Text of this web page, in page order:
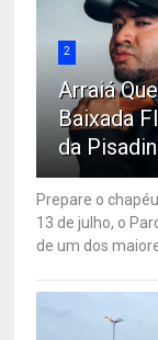
2
Arraiá
Baixada
da
Prepare o
13 de julho, o
de um dos